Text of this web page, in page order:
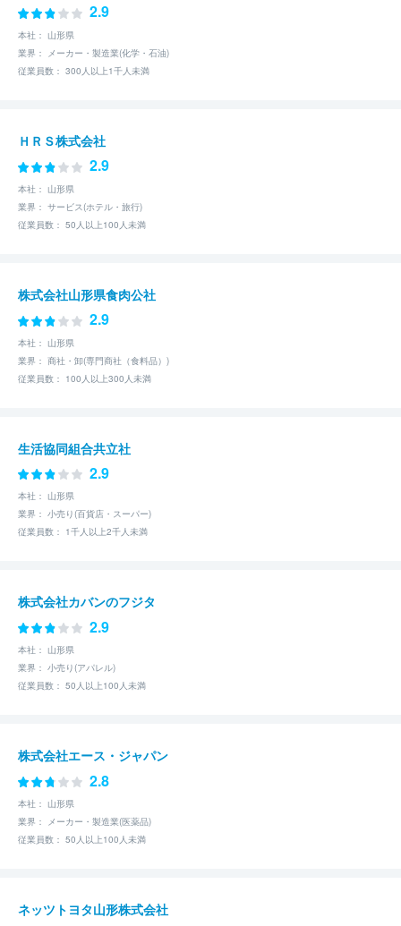
2.9
本社： 山形県
業界： メーカー・製造業(化学・石油)
従業員数： 300人以上1千人未満
ＨＲＳ株式会社
2.9
本社： 山形県
業界： サービス(ホテル・旅行)
従業員数： 50人以上100人未満
株式会社山形県食肉公社
2.9
本社： 山形県
業界： 商社・卸(専門商社（食料品）)
従業員数： 100人以上300人未満
生活協同組合共立社
2.9
本社： 山形県
業界： 小売り(百貨店・スーパー)
従業員数： 1千人以上2千人未満
株式会社カバンのフジタ
2.9
本社： 山形県
業界： 小売り(アパレル)
従業員数： 50人以上100人未満
株式会社エース・ジャパン
2.8
本社： 山形県
業界： メーカー・製造業(医薬品)
従業員数： 50人以上100人未満
ネッツトヨタ山形株式会社